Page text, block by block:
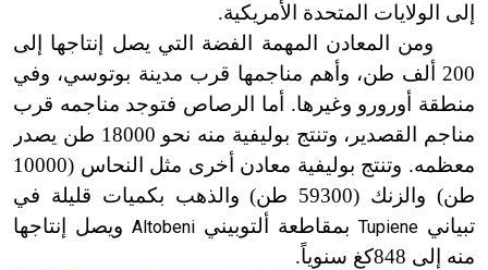
إلى الولايات المتحدة الأمريكية.
ومن المعادن المهمة الفضة التي يصل إنتاجها إلى
200 ألف طن، وأهم مناجمها قرب مدينة بوتوسي، وفي
منطقة أورورو وغيرها. أما الرصاص فتوجد مناجمه قرب
مناجم القصدير، وتنتج بوليفية منه نحو 18000 طن يصدر
معظمه. وتنتج بوليفية معادن أخرى مثل النحاس (10000
طن) والزنك (59300 طن) والذهب بكميات قليلة في
تبياني Tupiene بمقاطعة ألتوبيني Altobeni ويصل إنتاجها
منه إلى 848كغ سنوياً.